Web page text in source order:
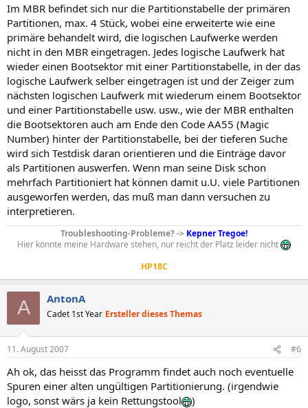
Im MBR befindet sich nur die Partitionstabelle der primären
Partitionen, max. 4 Stück, wobei eine erweiterte wie eine
primäre behandelt wird, die logischen Laufwerke werden
nicht in den MBR eingetragen. Jedes logische Laufwerk hat
wieder einen Bootsektor mit einer Partitionstabelle, in der das
logische Laufwerk selber eingetragen ist und der Zeiger zum
nächsten logischen Laufwerk mit wiederum einem Bootsektor
und einer Partitionstabelle usw. usw., wie der MBR enthalten
die Bootsektoren auch am Ende den Code AA55 (Magic
Number) hinter der Partitionstabelle, bei der tieferen Suche
wird sich Testdisk daran orientieren und die Einträge davor
als Partitionen auswerfen. Wenn man seine Disk schon
mehrfach Partitioniert hat können damit u.U. viele Partitionen
ausgeworfen werden, das muß man dann versuchen zu
interpretieren.
Troubleshooting-Probleme? -> Kepner Tregoe!
Hier könnte meine Hardware stehen, nur reicht der Platz leider nicht
HP18C
A AntonA
Cadet 1st Year Ersteller dieses Themas
11. August 2007 #6
Ah ok, das heisst das Programm findet auch noch eventuelle
Spuren einer alten ungültigen Partitionierung. (irgendwie
logo, sonst wärs ja kein Rettungstool
)